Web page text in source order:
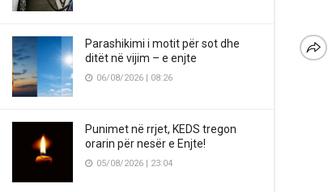
Parashikimi i motit për sot dhe
ditët në vijim – e enjte
06/08/2026 | 08:26
Punimet në rrjet, KEDS tregon
orarin për nesër e Enjte!
05/08/2026 | 23:04